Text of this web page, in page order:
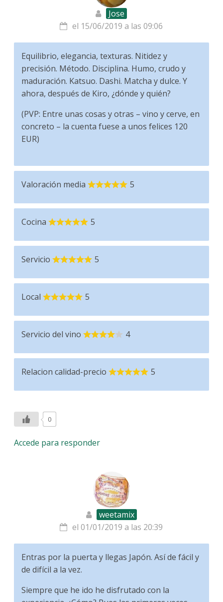
Jose
el 15/06/2019 a las 09:06
Equilibrio, elegancia, texturas. Nitidez y
precisión. Método. Disciplina. Humo, crudo y
maduración. Katsuo. Dashi. Matcha y dulce. Y
ahora, después de Kiro, ¿dónde y quién?
(PVP: Entre unas cosas y otras – vino y cerve, en
concreto – la cuenta fuese a unos felices 120
EUR)
Valoración media 5
Cocina 5
Servicio 5
Local 5
Servicio del vino 4
Relacion calidad-precio 5
0
Accede para responder
weetamix
el 01/01/2019 a las 20:39
Entras por la puerta y llegas Japón. Así de fácil y
de difícil a la vez.
Siempre que he ido he disfrutado con la